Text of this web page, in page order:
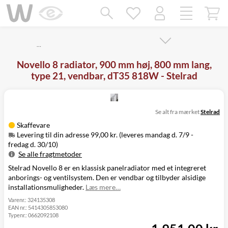
…
Novello 8 radiator, 900 mm høj, 800 mm lang,
type 21, vendbar, dT35 818W - Stelrad
Skaffevare
Levering til din adresse 99,00 kr. (leveres mandag d. 7/9 -
fredag d. 30/10)
Se alle fragtmetoder
Metode
Pris
Leveres
Levering til
99,00 kr.
Mandag d. 7/9
-
Click&Collect
i Svenstrup
Se alt fra mærketStelrad
Stelrad Novello 8 er en klassisk panelradiator med et integreret
anborings- og ventilsystem. Den er vendbar og tilbyder alsidige
installationsmuligheder. Læs mere…
Varenr.: 324135308
EAN nr.: 5414305853080
Typenr.: 0662092108
Mangler chatten?
Ret samtykke!